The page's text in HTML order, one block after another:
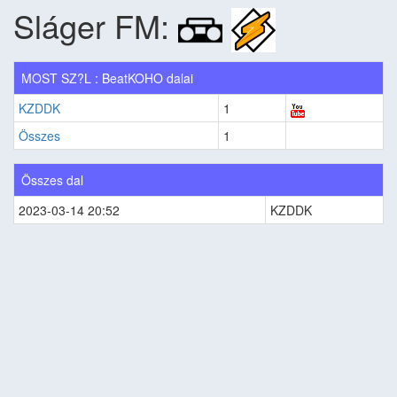
Sláger FM:
MOST SZ?L : BeatKOHO dalai
KZDDK
1
Összes
1
Összes dal
2023-03-14 20:52
KZDDK